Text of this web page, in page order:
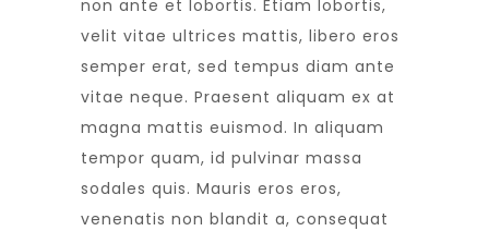
non ante et lobortis. Etiam lobortis,
velit vitae ultrices mattis, libero eros
semper erat, sed tempus diam ante
vitae neque. Praesent aliquam ex at
magna mattis euismod. In aliquam
tempor quam, id pulvinar massa
sodales quis. Mauris eros eros,
venenatis non blandit a, consequat